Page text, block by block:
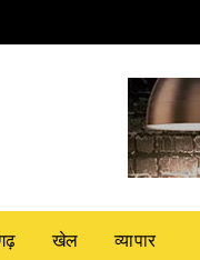
खेल व्यापार